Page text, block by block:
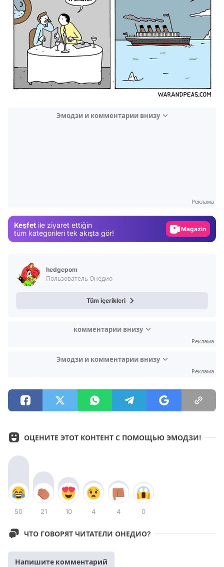
Эмодзи и комментарии внизу
Реклама
Keşfet ile ziyaret ettiğin
tüm kategorileri tek akışta gör!
Gündem
Video
hedgepom
Пользователь Онедио
Tüm içerikleri
комментарии внизу
Реклама
Эмодзи и комментарии внизу
Реклама
ОЦЕНИТЕ ЭТОТ КОНТЕНТ С ПОМОЩЬЮ ЭМОДЗИ!
50 21 10 4 4 0
ЧТО ГОВОРЯТ ЧИТАТЕЛИ ОНЕДИО?
Напишите комментарий